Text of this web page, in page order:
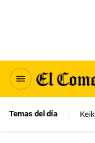
Temas del día